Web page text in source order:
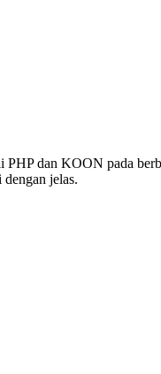
dan KOON pada
jelas.